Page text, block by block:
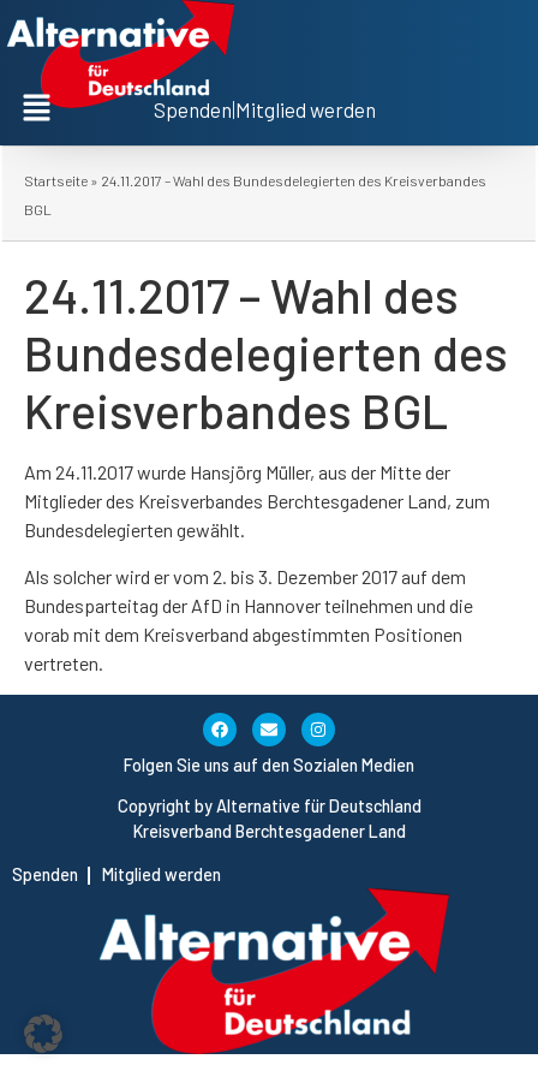
Spenden Mitglied werden
Startseite » 24.11.2017 – Wahl des Bundesdelegierten des Kreisverbandes
BGL
24.11.2017 – Wahl des
Bundesdelegierten des
Kreisverbandes BGL
Am 24.11.2017 wurde Hansjörg Müller, aus der Mitte der
Mitglieder des Kreisverbandes Berchtesgadener Land, zum
Bundesdelegierten gewählt.
Als solcher wird er vom 2. bis 3. Dezember 2017 auf dem
Bundesparteitag der AfD in Hannover teilnehmen und die
vorab mit dem Kreisverband abgestimmten Positionen
vertreten.
Copyright by Alternative für Deutschland
Kreisverband Berchtesgadener Land
Spenden Mitglied werden
Folgen Sie uns auf den Sozialen Medien